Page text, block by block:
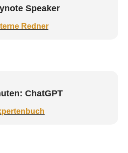
Speaker
Redner
ChatGPT